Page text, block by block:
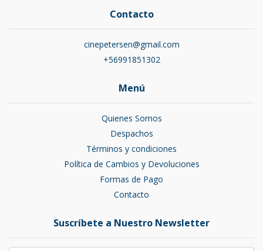
Contacto
cinepetersen@gmail.com
+56991851302
Menú
Quienes Somos
Despachos
Términos y condiciones
Política de Cambios y Devoluciones
Formas de Pago
Contacto
Suscríbete a Nuestro Newsletter